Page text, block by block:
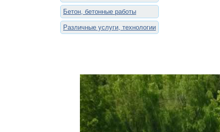
Бетон, бетонные работы
Различные услуги, технологии